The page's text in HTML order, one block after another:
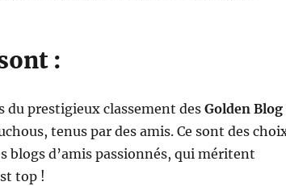
:
du prestigieux classement desGolden Blog
tenus par des amis. Ce sont des
blogs d’amis passionnés, qui méritent
top !